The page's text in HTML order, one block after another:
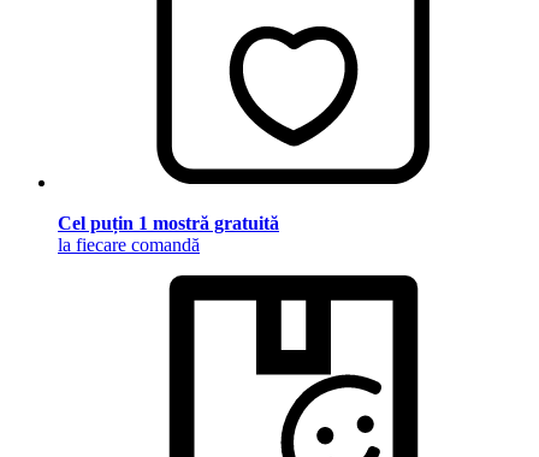
Cel puțin 1 mostră gratuită
la fiecare comandă